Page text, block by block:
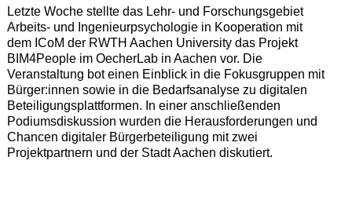
Letzte Woche stellte das Lehr- und Forschungsgebiet
Arbeits- und Ingenieurpsychologie in Kooperation mit
dem ICoM der RWTH Aachen University das Projekt
BIM4People im OecherLab in Aachen vor. Die
Veranstaltung bot einen Einblick in die Fokusgruppen mit
Bürger:innen sowie in die Bedarfsanalyse zu digitalen
Beteiligungsplattformen. In einer anschließenden
Podiumsdiskussion wurden die Herausforderungen und
Chancen digitaler Bürgerbeteiligung mit zwei
Projektpartnern und der Stadt Aachen diskutiert.